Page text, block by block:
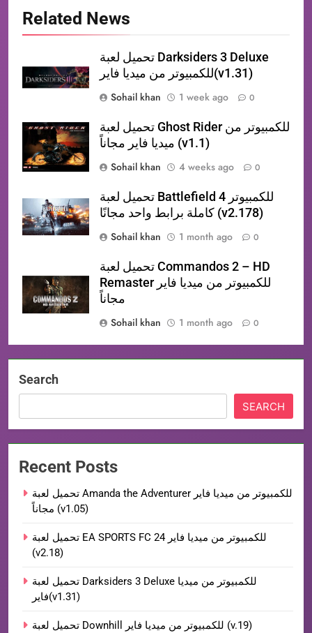
Related News
تحميل لعبة Darksiders 3 Deluxe
للكمبيوتر من ميديا فاير(v1.31)
Sohail khan
1 week ago 0
تحميل لعبة Ghost Rider للكمبيوتر من
ميديا فاير مجاناً (v1.1)
Sohail khan
4 weeks ago 0
تحميل لعبة Battlefield 4 للكمبيوتر
كاملة برابط واحد مجانًا (v2.178)
Sohail khan
1 month ago 0
تحميل لعبة Commandos 2 – HD
Remaster للكمبيوتر من ميديا فاير
مجاناً
Sohail khan
1 month ago 0
Search
SEARCH
Recent Posts
تحميل لعبة Amanda the Adventurer للكمبيوتر من ميديا فاير
مجاناً (v1.05)
تحميل لعبة EA SPORTS FC 24 للكمبيوتر من ميديا فاير
(v2.18)
تحميل لعبة Darksiders 3 Deluxe للكمبيوتر من ميديا
فاير(v1.31)
تحميل لعبة Downhill للكمبيوتر من ميديا فاير (v.19)